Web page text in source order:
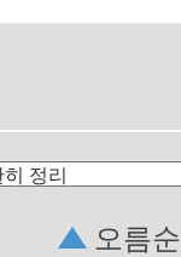
오름순